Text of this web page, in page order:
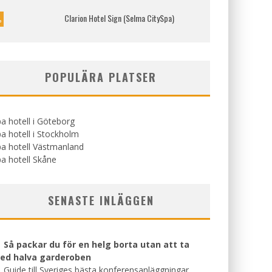
Clarion Hotel Sign (Selma CitySpa)
POPULÄRA PLATSER
hotell i Göteborg
hotell i Stockholm
hotell Västmanland
hotell Skåne
SENASTE INLÄGGEN
Så packar du för en helg borta utan att ta
halva garderoben